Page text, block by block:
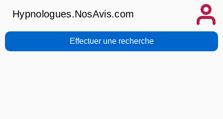
Hypnologues.NosAvis.com
Effectuer une recherche